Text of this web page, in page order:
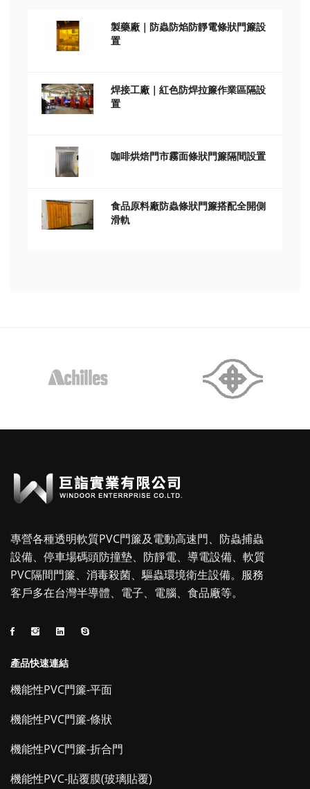
製藥廠｜防蟲防焰防靜電條狀門簾設
置
焊接工廠｜紅色防焊拉簾作業區隔設
置
咖啡烘焙門市霧面條狀門簾隔間設置
食品原料廠防蟲條狀門簾搭配全開側
滑軌
專營各種透明軟質PVC門簾及電動高速門、防蟲捕蟲
設備、停車場碼頭防撞墊、防靜電、導電設備、軟質
PVC隔間門簾、消毒殺菌、驅蟲環境衛生設備。服務
客戶多在台灣半導體、電子、電腦、食品廠等。
產品快速連結
機能性PVC門簾-平面
機能性PVC門簾-條狀
機能性PVC門簾-折合門
機能性PVC-貼覆膜(玻璃貼覆)